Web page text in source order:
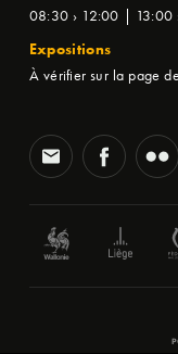
08:30 › 12:00 | 13:00
Expositions
À vérifier sur la page